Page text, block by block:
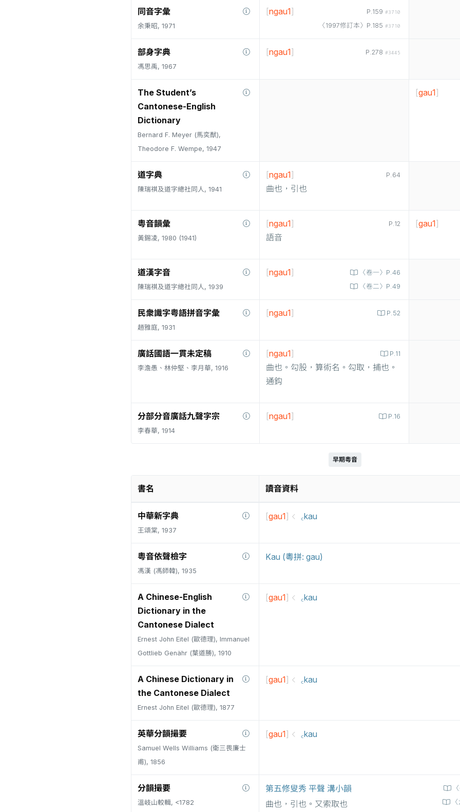
同音字彙
余秉昭, 1971
P.159 #3710
〈1997修訂本〉P.185 #3710
[ngau1]
部身字典
馮思禹, 1967
P.278 #3445
[ngau1]
The Student’s
Cantonese-English
Dictionary
Bernard F. Meyer (馬奕猷),
Theodore F. Wempe, 1947
[gau1]
道字典
陳瑞祺及道字總社同人, 1941
P.64
[ngau1]
曲也，引也
粵音韻彙
黃錫凌, 1980 (1941)
P.12
[ngau1]
語音
[gau1]
道漢字音
陳瑞祺及道字總社同人, 1939
〈卷一〉P.46
〈卷二〉P.49
[ngau1]
民衆識字粤語拼音字彙
趙雅庭, 1931
P.52
[ngau1]
廣話國語一貫未定稿
李澹愚、林仲堅、李月華, 1916
P.11
[ngau1]
曲也。勾股，算術名。勾取，捕也。
通鈎
分部分音廣話九聲字宗
李春華, 1914
P.16
[ngau1]
早期粵音
書名 讀音資料
中華新字典
王頌棠, 1937
[gau1] ꜀kau
粵音依聲檢字
馮漢 (馮師韓), 1935
Kau (粵拼: gau)
A Chinese-English
Dictionary in the
Cantonese Dialect
Ernest John Eitel (歐德理), Immanuel
Gottlieb Genähr (葉道勝), 1910
[gau1] ꜀kau
A Chinese Dictionary in
the Cantonese Dialect
Ernest John Eitel (歐德理), 1877
[gau1] ꜀kau
英華分韻撮要
Samuel Wells Williams (衛三畏廉士
甫), 1856
[gau1] ꜀kau
分韻撮要
溫岐山較輯, <1782
第五修叟秀 平聲 溝小韻
曲也，引也。又索取也